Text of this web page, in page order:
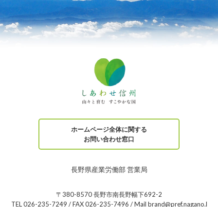
ホームページ全体に関する
お問い合わせ窓口
長野県産業労働部 営業局
〒380-8570 長野市南長野幅下692-2
TEL 026-235-7249 / FAX 026-235-7496 / Mail brand@pref.nagano.l